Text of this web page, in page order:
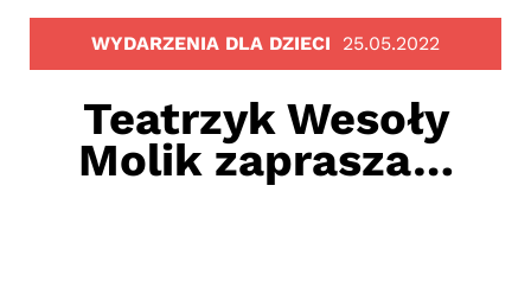
WYDARZENIA DLA DZIECI 25.05.2022
Teatrzyk Wesoły
Molik zaprasza…